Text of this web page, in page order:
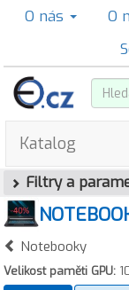
O nás O
Katalog
Filtry a
Notebooky
Velikost paměti GPU: